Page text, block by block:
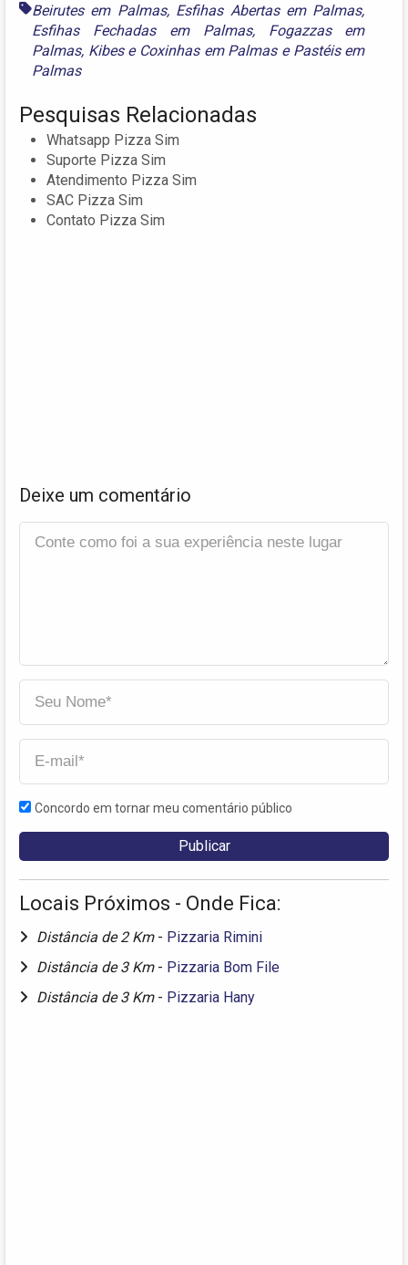
Beirutes em Palmas, Esfihas Abertas em Palmas,
Esfihas Fechadas em Palmas, Fogazzas em
Palmas, Kibes e Coxinhas em Palmase Pastéis em
Palmas
Pesquisas Relacionadas
Whatsapp Pizza Sim
Suporte Pizza Sim
Atendimento Pizza Sim
SAC Pizza Sim
Contato Pizza Sim
Deixe um comentário
Concordo em tornar meu comentário público
Locais Próximos - Onde Fica:
Distância de 2 Km - Pizzaria Rimini
Distância de 3 Km - Pizzaria Bom File
Distância de 3 Km - Pizzaria Hany